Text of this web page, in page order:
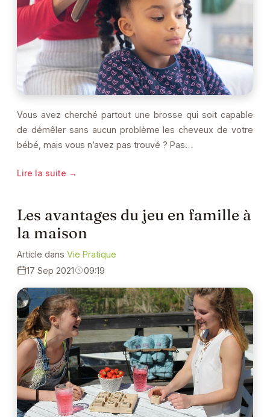
Vous avez cherché partout une brosse qui soit capable
de démêler sans aucun problème les cheveux de votre
bébé, mais vous n’avez pas trouvé ? Pas…
Lire la suite →
Les avantages du jeu en famille à
la maison
Article dans Vie Pratique
17 Sep 2021
09:19